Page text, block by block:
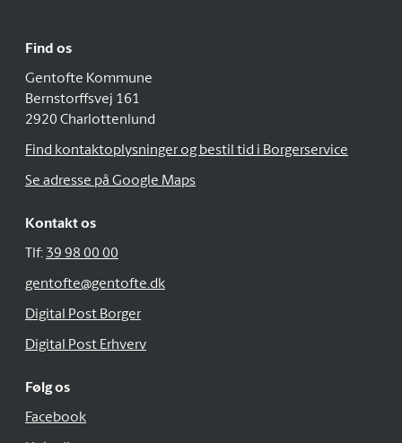
Find os
Gentofte Kommune
Bernstorffsvej 161
2920 Charlottenlund
Find kontaktoplysninger og bestil tid i Borgerservice
Se adresse på Google Maps
Kontakt os
Tlf: 39 98 00 00
gentofte@gentofte.dk
Digital Post Borger
Digital Post Erhverv
Følg os
Facebook